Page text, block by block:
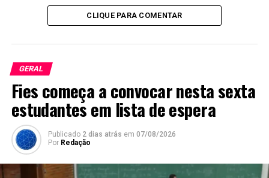
CLIQUE PARA COMENTAR
GERAL
Fies começa a convocar nesta sexta
estudantes em lista de espera
Publicado 2 dias atrás em 07/08/2026
Por Redação